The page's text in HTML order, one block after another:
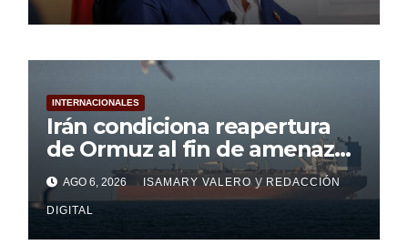
INTERNACIONALES
Irán condiciona reapertura
de Ormuz al fin de amenazas
de Estados Unidos
AGO 6, 2026 ISAMARY VALERO y REDACCIÓN
DIGITAL